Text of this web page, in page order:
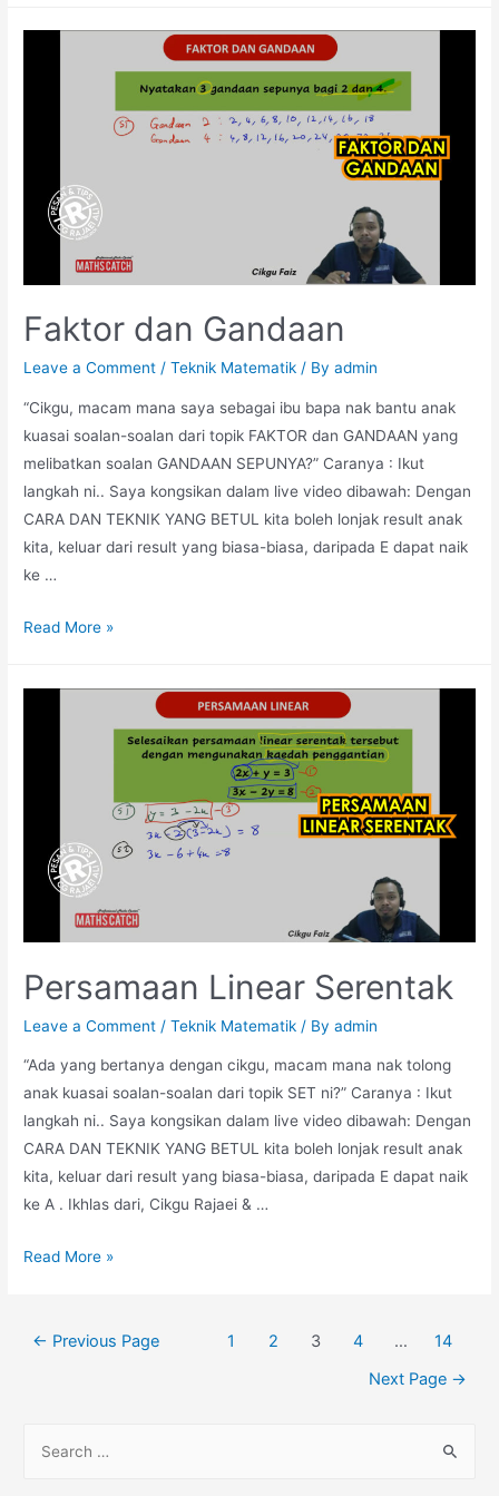
Faktor dan Gandaan
Leave a Comment /Teknik Matematik / Byadmin
“Cikgu, macam mana saya sebagai ibu bapa nak bantu anak
kuasai soalan-soalan dari topik FAKTOR dan GANDAAN yang
melibatkan soalan GANDAAN SEPUNYA?” Caranya : Ikut
langkah ni.. Saya kongsikan dalam live video dibawah: Dengan
CARA DAN TEKNIK YANG BETUL kita boleh lonjak result anak
kita, keluar dari result yang biasa-biasa, daripada E dapat naik
ke …
Faktor
Read More »
Persamaan Linear Serentak
Leave a Comment /Teknik Matematik / Byadmin
“Ada yang bertanya dengan cikgu, macam mana nak tolong
anak kuasai soalan-soalan dari topik SET ni?” Caranya : Ikut
langkah ni.. Saya kongsikan dalam live video dibawah: Dengan
CARA DAN TEKNIK YANG BETUL kita boleh lonjak result anak
kita, keluar dari result yang biasa-biasa, daripada E dapat naik
ke A . Ikhlas dari, Cikgu Rajaei & …
Persamaan
Read More »
Posts
← Previous Page 1 2 3 4 …
14
Next Page →